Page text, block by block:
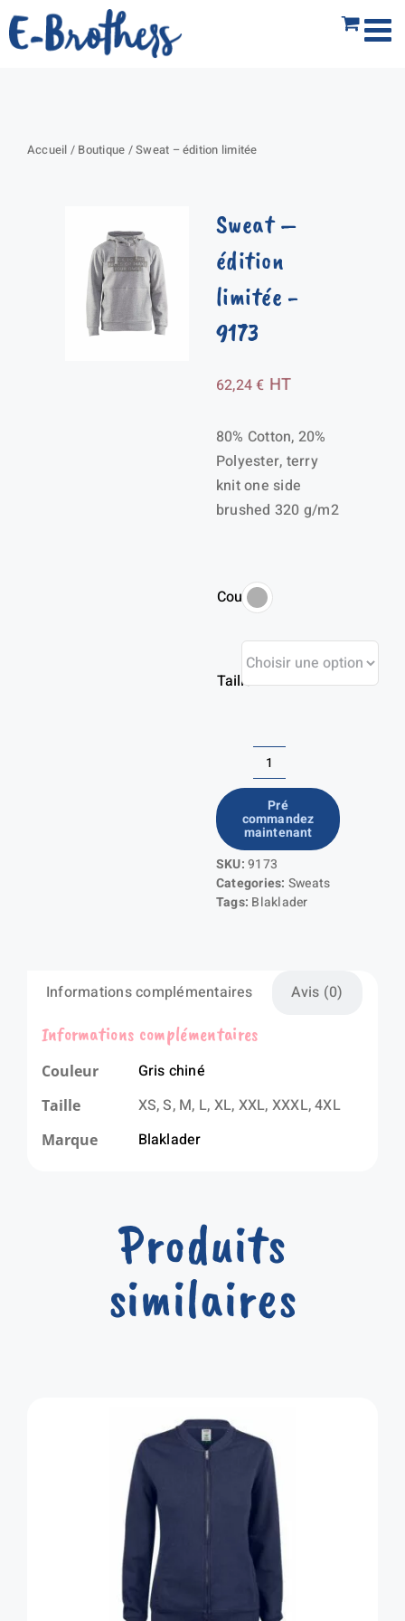
Passer
au
Accueil / Boutique /Sweat – édition limitée
Sweat –
édition
limitée -
9173
62,24€ HT
80% Cotton, 20%
Polyester, terry
knit one side
brushed 320 g/m2
Couleur
Taille
quantité
de
Sweat
-
édition
limitée
Pré
commandez
maintenant
SKU:9173
Categories: Sweats
Tags: Blaklader
Informations complémentaires Avis (0)
Informations complémentaires
Couleur Gris chiné
Taille XS, S, M, L, XL, XXL, XXXL, 4XL
Marque Blaklader
Produits
similaires